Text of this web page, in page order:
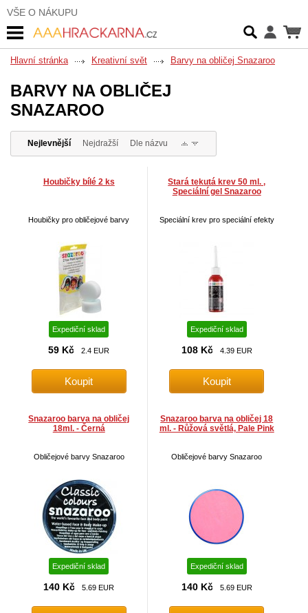
VŠE O NÁKUPU
Hlavní stránka Kreativní svět Barvy na obličej Snazaroo
BARVY NA OBLIČEJ
SNAZAROO
Nejlevnější Nejdražší Dle názvu
Houbičky bílé 2 ks
Houbičky pro obličejové barvy
Expediční sklad
59 Kč 2.4 EUR
Stará tekutá krev 50 ml. ,
Speciální gel Snazaroo
Speciální krev pro speciální efekty
Expediční sklad
108 Kč 4.39 EUR
Snazaroo barva na obličej
18ml. - Černá
Obličejové barvy Snazaroo
Expediční sklad
140 Kč 5.69 EUR
Snazaroo barva na obličej 18
ml. - Růžová světlá, Pale Pink
Obličejové barvy Snazaroo
Expediční sklad
140 Kč 5.69 EUR